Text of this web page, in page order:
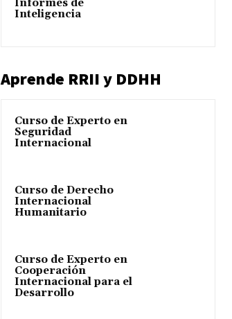
Informes de
Inteligencia
Aprende RRII y DDHH
Curso de Experto en
Seguridad
Internacional
Curso de Derecho
Internacional
Humanitario
Curso de Experto en
Cooperación
Internacional para el
Desarrollo